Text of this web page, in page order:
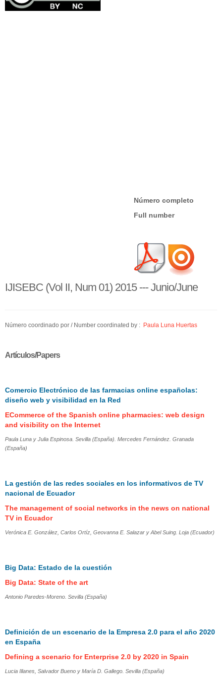
Número completo
Full number
IJISEBC (Vol II, Num 01) 2015 --- Junio/June
Número coordinado por / Number coordinated by : Paula Luna Huertas
Artículos/Papers
Comercio Electrónico de las farmacias online españolas:
diseño web y visibilidad en la Red
ECommerce of the Spanish online pharmacies: web design
and visibility on the Internet
Paula Luna y Julia Espinosa. Sevilla (España). Mercedes Fernández. Granada
(España)
La gestión de las redes sociales en los informativos de TV
nacional de Ecuador
The management of social networks in the news on national
TV in Ecuador
Verónica E. González, Carlos Ortíz, Geovanna E. Salazar y Abel Suing. Loja (Ecuador)
Big Data: Estado de la cuestión
Big Data: State of the art
Antonio Paredes-Moreno. Sevilla (España)
Definición de un escenario de la Empresa 2.0 para el año 2020
en España
Defining a scenario for Enterprise 2.0 by 2020 in Spain
Lucia Illanes, Salvador Bueno y María D. Gallego. Sevilla (España)